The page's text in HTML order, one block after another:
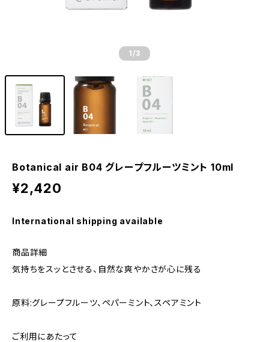
1 /3
Botanical air B04 グレープフルーツミント 10ml
¥2,420
International shipping available
商品詳細
気持ちをスッとさせる、自然な爽やかさが心に残る
原料:グレープフルーツ、ペパーミント、スペアミント
ご利用にあたって